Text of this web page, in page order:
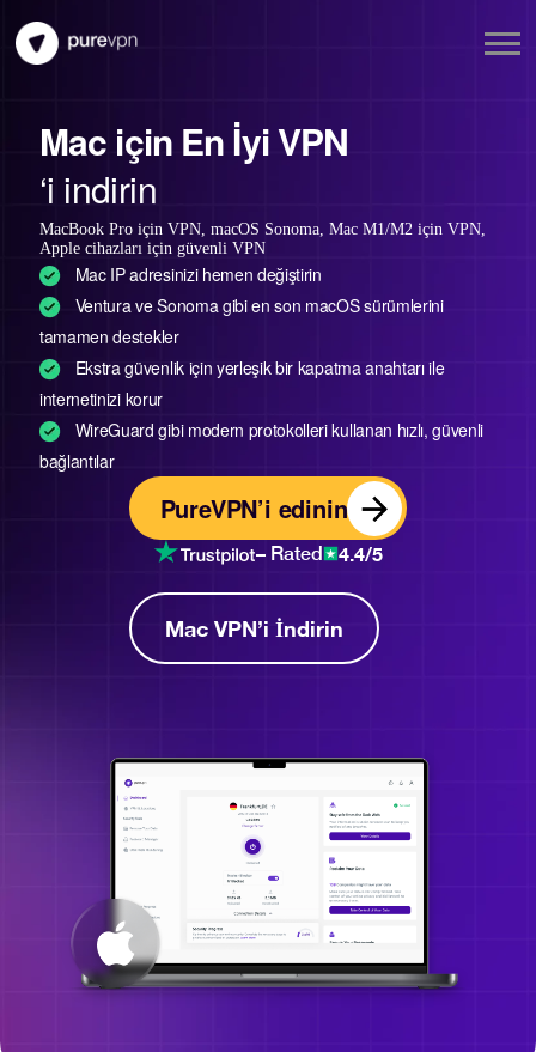
Mac için En İyi VPN
‘i indirin
MacBook Pro için VPN, macOS Sonoma, Mac M1/M2 için VPN,
Apple cihazları için güvenli VPN
Mac IP adresinizi hemen değiştirin
Ventura ve Sonoma gibi en son macOS sürümlerini
tamamen destekler
Ekstra güvenlik için yerleşik bir kapatma anahtarı ile
internetinizi korur
WireGuard gibi modern protokolleri kullanan hızlı, güvenli
bağlantılar
PureVPN’i edinin
– Rated 4.4/5
Mac VPN’i İndirin